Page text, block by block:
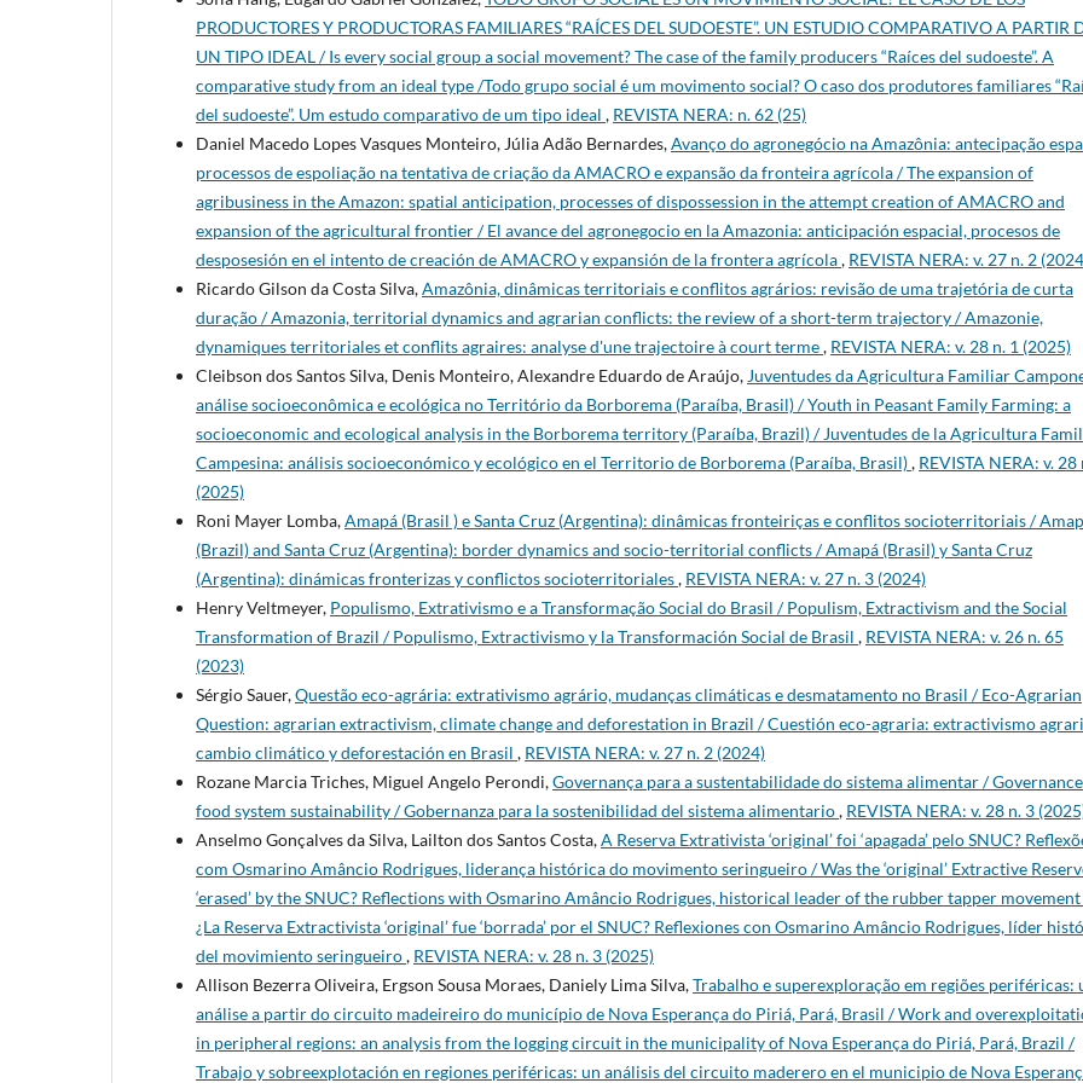
PRODUCTORES Y PRODUCTORAS FAMILIARES “RAÍCES DEL SUDOESTE”. UN ESTUDIO COMPARATIVO A PARTIR
UN TIPO IDEAL / Is every social group a social movement? The case of the family producers “Raíces del sudoeste”. A
comparative study from an ideal type /Todo grupo social é um movimento social? O caso dos produtores familiares
del sudoeste”. Um estudo comparativo de um tipo ideal , REVISTA NERA: n. 62 (25)
Daniel Macedo Lopes Vasques Monteiro, Júlia Adão Bernardes,Avanço do agronegócio na Amazônia: antecipação
processos de espoliação na tentativa de criação da AMACRO e expansão da fronteira agrícola / The expansion of
agribusiness in the Amazon: spatial anticipation, processes of dispossession in the attempt creation of AMACRO and
expansion of the agricultural frontier / El avance del agronegocio en la Amazonia: anticipación espacial, procesos de
desposesión en el intento de creación de AMACRO y expansión de la frontera agrícola, REVISTA NERA: v. 27 n. 2
Ricardo Gilson da Costa Silva,Amazônia, dinâmicas territoriais e conflitos agrários: revisão de uma trajetória de curta
duração / Amazonia, territorial dynamics and agrarian conflicts: the review of a short-term trajectory / Amazonie,
dynamiques territoriales et conflits agraires: analyse d'une trajectoire à court terme, REVISTA NERA: v. 28 n. 1 (2025)
Cleibson dos Santos Silva, Denis Monteiro, Alexandre Eduardo de Araújo, Juventudes da Agricultura Familiar
análise socioeconômica e ecológica no Território da Borborema (Paraíba, Brasil) / Youth in Peasant Family Farming: a
socioeconomic and ecological analysis in the Borborema territory (Paraíba, Brazil) / Juventudes de la Agricultura
Campesina: análisis socioeconómico y ecológico en el Territorio de Borborema (Paraíba, Brasil), REVISTA NERA: v. 28
(2025)
Roni Mayer Lomba,Amapá (Brasil ) e Santa Cruz (Argentina): dinâmicas fronteiriças e conflitos socioterritoriais /
(Brazil) and Santa Cruz (Argentina): border dynamics and socio-territorial conflicts / Amapá (Brasil) y Santa Cruz
(Argentina): dinámicas fronterizas y conflictos socioterritoriales, REVISTA NERA: v. 27 n. 3 (2024)
Henry Veltmeyer, Populismo, Extrativismo e a Transformação Social do Brasil / Populism, Extractivism and the Social
Transformation of Brazil / Populismo, Extractivismo y la Transformación Social de Brasil , REVISTA NERA: v. 26 n. 65
(2023)
Sérgio Sauer,Questão eco-agrária: extrativismo agrário, mudanças climáticas e desmatamento no Brasil / Eco-Agrarian
Question: agrarian extractivism, climate change and deforestation in Brazil / Cuestión eco-agraria: extractivismo
cambio climático y deforestación en Brasil , REVISTA NERA: v. 27 n. 2 (2024)
Rozane Marcia Triches, Miguel Angelo Perondi,Governança para a sustentabilidade do sistema alimentar /
food system sustainability / Gobernanza para la sostenibilidad del sistema alimentario, REVISTA NERA: v. 28 n. 3
Anselmo Gonçalves da Silva, Lailton dos Santos Costa,A Reserva Extrativista ‘original’ foi ‘apagada’ pelo SNUC?
com Osmarino Amâncio Rodrigues, liderança histórica do movimento seringueiro / Was the ‘original’ Extractive
‘erased’ by the SNUC? Reflections with Osmarino Amâncio Rodrigues, historical leader of the rubber tapper
¿La Reserva Extractivista ‘original’ fue ‘borrada’ por el SNUC? Reflexiones con Osmarino Amâncio Rodrigues, líder
del movimiento seringueiro, REVISTA NERA: v. 28 n. 3 (2025)
Allison Bezerra Oliveira, Ergson Sousa Moraes, Daniely Lima Silva,Trabalho e superexploração em regiões periféricas:
análise a partir do circuito madeireiro do município de Nova Esperança do Piriá, Pará, Brasil / Work and
in peripheral regions: an analysis from the logging circuit in the municipality of Nova Esperança do Piriá, Pará, Brazil /
Trabajo y sobreexplotación en regiones periféricas: un análisis del circuito maderero en el municipio de Nova